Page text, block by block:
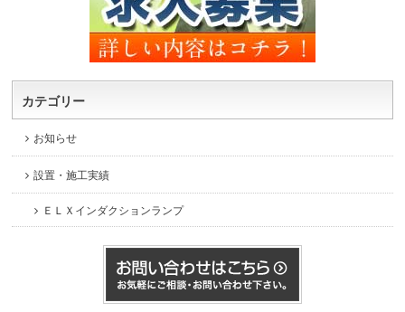
カテゴリー
お知らせ
設置・施工実績
ＥＬＸインダクションランプ